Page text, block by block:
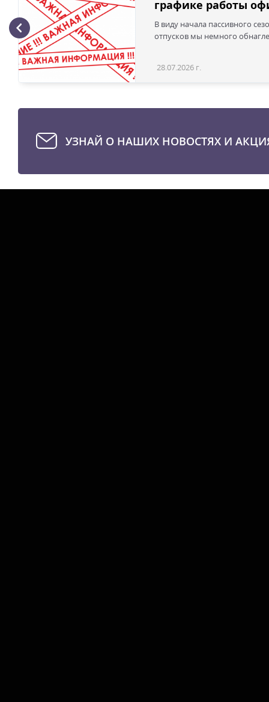
графике работы
В виду начала пассивного
отпусков мы немного
28.07.2026 г.
УЗНАЙ О НАШИХ НОВОСТЯХ И